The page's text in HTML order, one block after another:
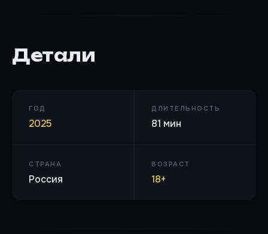
Детали
ГОД
2025
ДЛИТЕЛЬНОСТЬ
81 мин
СТРАНА
Россия
ВОЗРАСТ
18+